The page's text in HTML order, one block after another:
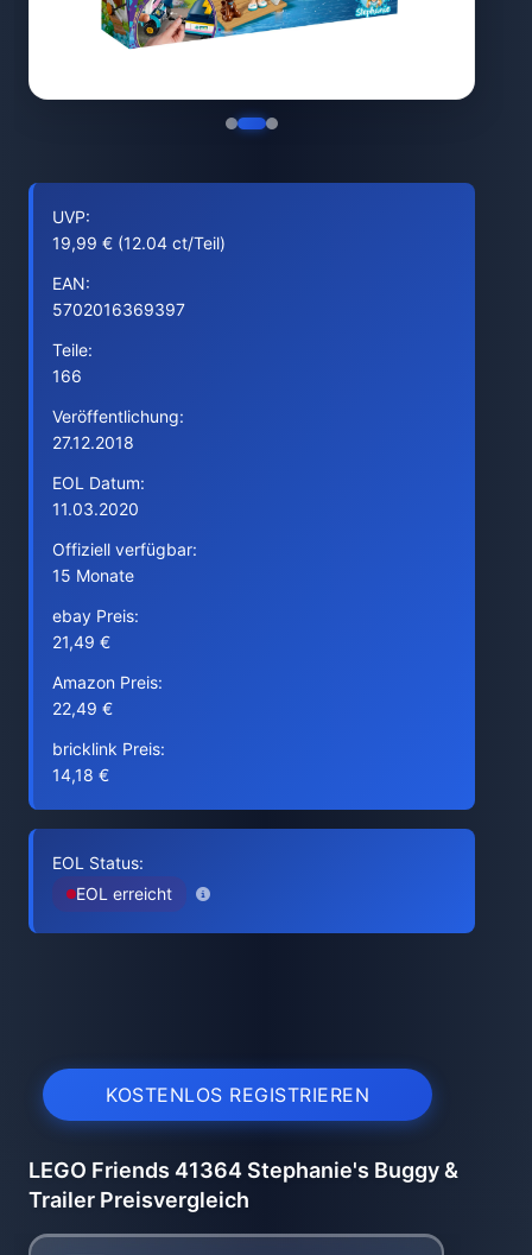
UVP:
19,99 € (12.04 ct/Teil)
EAN:
5702016369397
Teile:
166
Veröffentlichung:
27.12.2018
EOL Datum:
11.03.2020
Offiziell verfügbar:
15 Monate
ebay Preis:
21,49 €
Amazon Preis:
22,49 €
bricklink Preis:
14,18 €
EOL Status:
EOL erreicht
KOSTENLOS REGISTRIEREN
LEGO Friends 41364 Stephanie's Buggy &
Trailer Preisvergleich